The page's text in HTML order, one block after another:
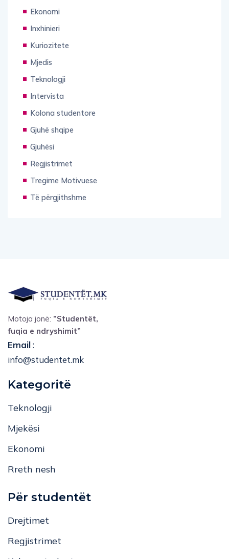
Ekonomi
Inxhinieri
Kuriozitete
Mjedis
Teknologji
Intervista
Kolona studentore
Gjuhë shqipe
Gjuhësi
Regjistrimet
Tregime Motivuese
Të përgjithshme
Motoja jonë: ”Studentët,
fuqia e ndryshimit”
Email:
info@studentet.mk
Kategoritë
Teknologji
Mjekësi
Ekonomi
Rreth nesh
Për studentët
Drejtimet
Regjistrimet